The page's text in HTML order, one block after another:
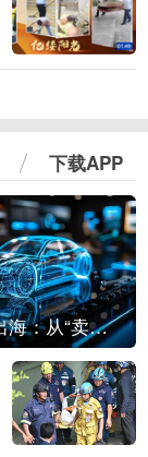
下载APP
中国汽车出海：从“卖出去”到“走进去”